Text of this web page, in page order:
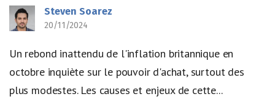
Steven Soarez
20/11/2024
Un rebond inattendu de l'inflation britannique en
octobre inquiète sur le pouvoir d'achat, surtout des
plus modestes. Les causes et enjeux de cette...